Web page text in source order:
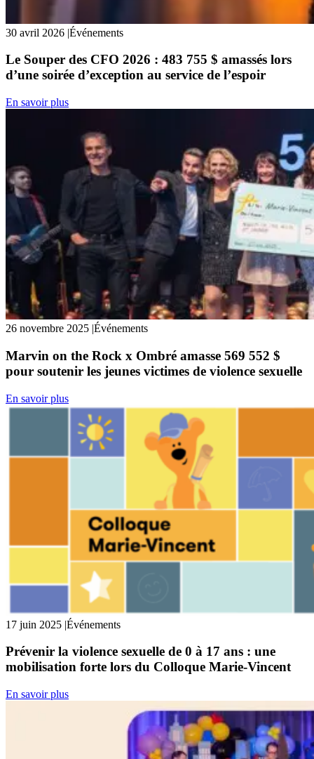
30 avril 2026 |Événements
Le Souper des CFO 2026 : 483 755 $ amassés lors
d’une soirée d’exception au service de l’espoir
En savoir plus
26 novembre 2025 |Événements
Marvin on the Rock x Ombré amasse 569 552 $
pour soutenir les jeunes victimes de violence sexuelle
En savoir plus
17 juin 2025 |Événements
Prévenir la violence sexuelle de 0 à 17 ans : une
mobilisation forte lors du Colloque Marie-Vincent
En savoir plus